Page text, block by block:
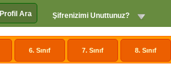
Profil Ara Şifrenizimi Unuttunuz?
6. Sınıf 7. Sınıf 8. Sınıf